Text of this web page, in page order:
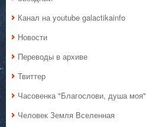
Канал на youtube galactikainfo
Новости
Переводы в архиве
Твиттер
Часовенка "Благослови, душа моя"
Человек Земля Вселенная